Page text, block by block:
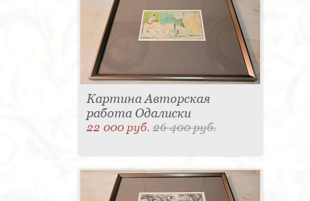
Картина Авторская
работа Одалиски
22 000 руб.26 400 руб.